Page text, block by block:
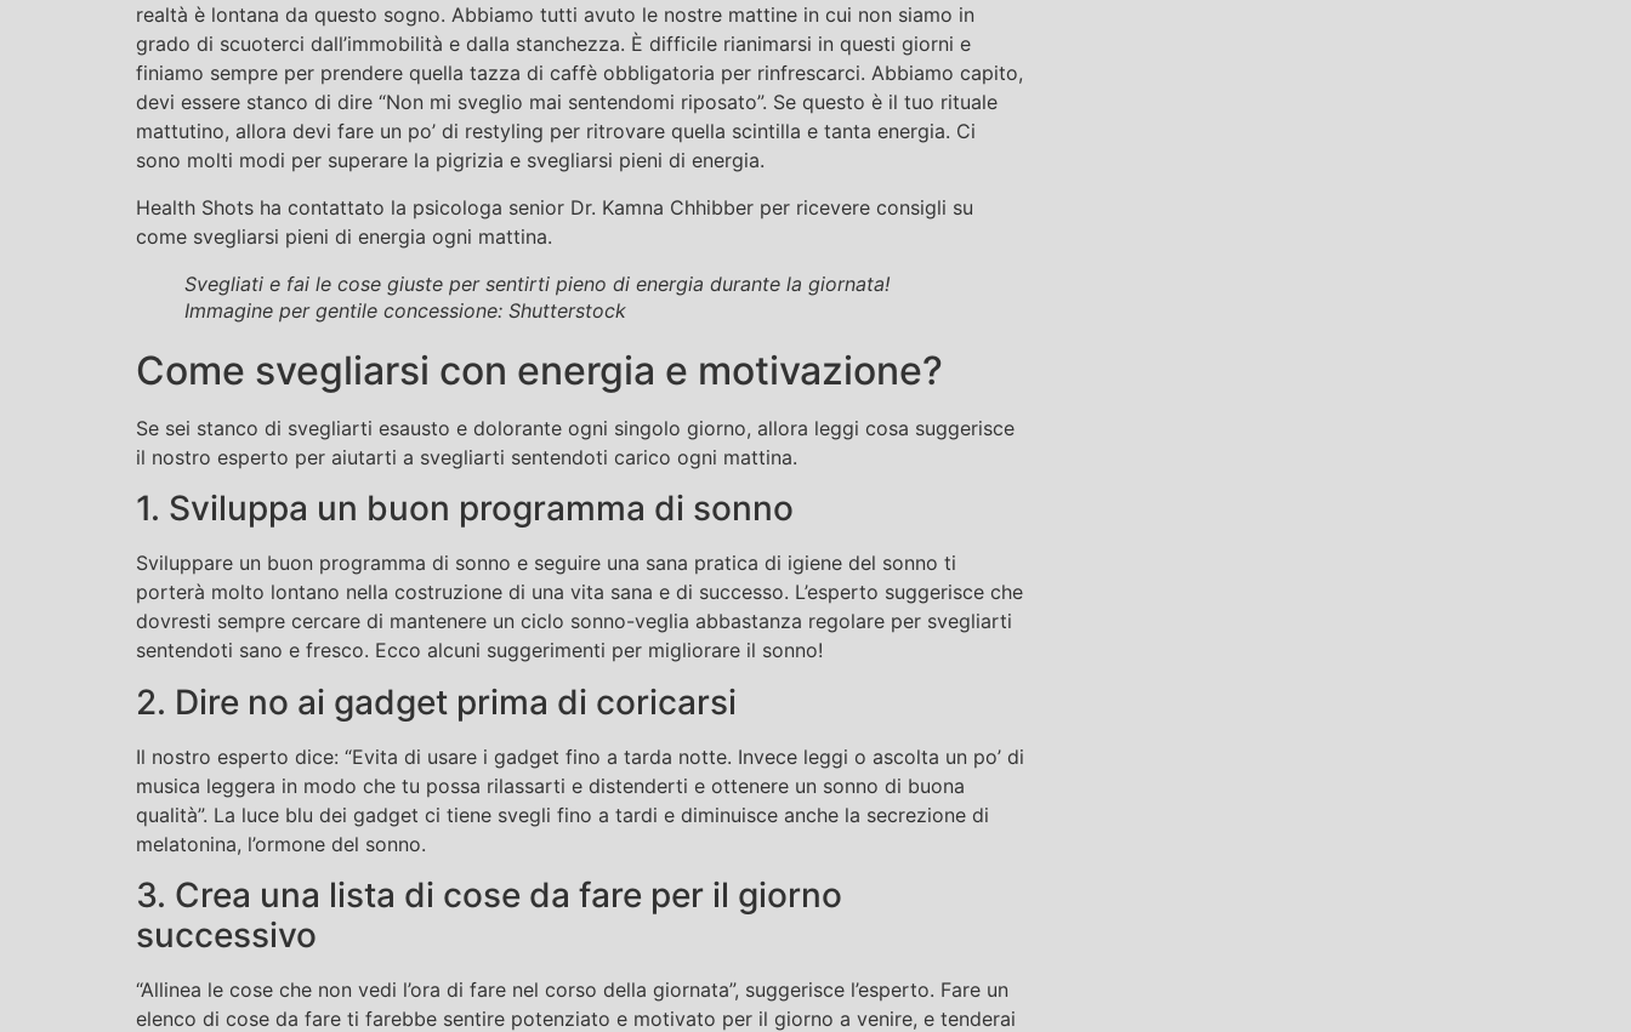
realtà è lontana da questo sogno. Abbiamo tutti avuto le nostre mattine in cui non siamo in
grado di scuoterci dall’immobilità e dalla stanchezza. È difficile rianimarsi in questi giorni e
finiamo sempre per prendere quella tazza di caffè obbligatoria per rinfrescarci. Abbiamo capito,
devi essere stanco di dire “Non mi sveglio mai sentendomi riposato”. Se questo è il tuo rituale
mattutino, allora devi fare un po’ di restyling per ritrovare quella scintilla e tanta energia. Ci
sono molti modi per superare la pigrizia e svegliarsi pieni di energia.
Health Shots ha contattato la psicologa senior Dr. Kamna Chhibber per ricevere consigli su
come svegliarsi pieni di energia ogni mattina.
Svegliati e fai le cose giuste per sentirti pieno di energia durante la giornata!
Immagine per gentile concessione: Shutterstock
Come svegliarsi con energia e motivazione?
Se sei stanco di svegliarti esausto e dolorante ogni singolo giorno, allora leggi cosa suggerisce
il nostro esperto per aiutarti a svegliarti sentendoti carico ogni mattina.
1. Sviluppa un buon programma di sonno
Sviluppare un buon programma di sonno e seguire una sana pratica di igiene del sonno ti
porterà molto lontano nella costruzione di una vita sana e di successo. L’esperto suggerisce che
dovresti sempre cercare di mantenere un ciclo sonno-veglia abbastanza regolare per svegliarti
sentendoti sano e fresco. Ecco alcuni suggerimenti per migliorare il sonno!
2. Dire no ai gadget prima di coricarsi
Il nostro esperto dice: “Evita di usare i gadget fino a tarda notte. Invece leggi o ascolta un po’ di
musica leggera in modo che tu possa rilassarti e distenderti e ottenere un sonno di buona
qualità”. La luce blu dei gadget ci tiene svegli fino a tardi e diminuisce anche la secrezione di
melatonina, l’ormone del sonno.
3. Crea una lista di cose da fare per il giorno
successivo
“Allinea le cose che non vedi l’ora di fare nel corso della giornata”, suggerisce l’esperto. Fare un
elenco di cose da fare ti farebbe sentire potenziato e motivato per il giorno a venire, e tenderai